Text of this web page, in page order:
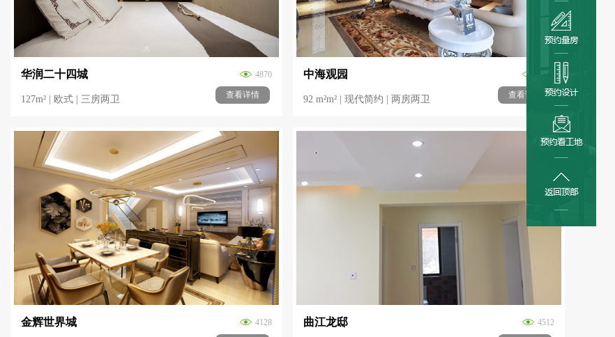
华润二十四城 4870
127m² | 欧式 | 三房两卫 查看详情
中海观园
92 m²m² | 现代简约 | 两房两卫 查看详情
金辉世界城 4128 曲江龙邸 4512